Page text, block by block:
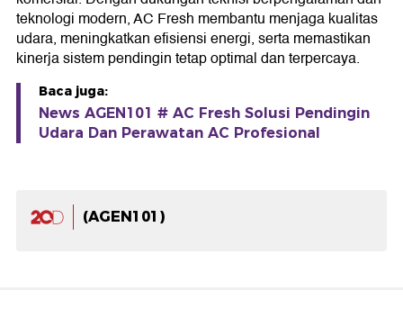
teknologi modern, AC Fresh membantu menjaga kualitas
udara, meningkatkan efisiensi energi, serta memastikan
kinerja sistem pendingin tetap optimal dan terpercaya.
Baca juga:
News AGEN101 # AC Fresh Solusi Pendingin
Udara Dan Perawatan AC Profesional
(AGEN101)